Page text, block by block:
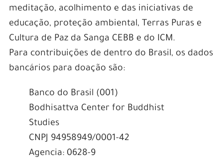
meditação, acolhimento e das iniciativas de
educação, proteção ambiental, Terras Puras e
Cultura de Paz da Sanga CEBB e do ICM.
Para contribuições de dentro do Brasil, os dados
bancários para doação são:
Banco do Brasil (001)
Bodhisattva Center for Buddhist
Studies
CNPJ 94958949/0001-42
Agencia: 0628-9